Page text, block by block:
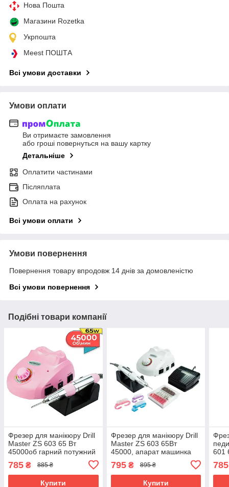
Нова Пошта
Магазини Rozetka
Укрпошта
Meest ПОШТА
Всі умови доставки
Умови оплати
Ви отримаєте замовлення
або гроші повернуться на вашу картку
Детальніше
Оплатити частинами
Післяплата
Оплата на рахунок
Всі умови оплати
Умови повернення
Повернення товару впродовж 14 днів за домовленістю
Всі умови повернення
Подібні товари компанії
Фрезер для манікюру Drill
Master ZS 603 65 Вт
45000об гарний потужний
манікюрний фрейзер ЗС
603
785 ₴ 885 ₴
Купити
Фрезер для манікюру Drill
Master ZS 603 65Вт
45000, апарат машинка
манікюрний фрезер
795₴ 895 ₴
Купити
601
785